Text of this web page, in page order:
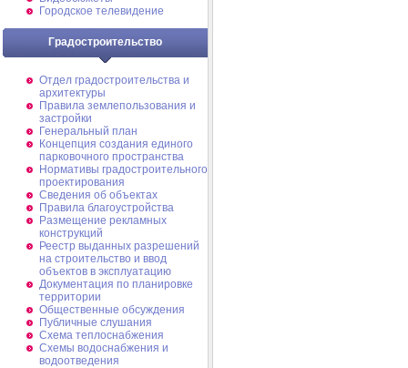
Городское телевидение
Градостроительство
Отдел градостроительства и
архитектуры
Правила землепользования и
застройки
Генеральный план
Концепция создания единого
парковочного пространства
Нормативы градостроительного
проектирования
Сведения об объектах
Правила благоустройства
Размещение рекламных
конструкций
Реестр выданных разрешений
на строительство и ввод
объектов в эксплуатацию
Документация по планировке
территории
Общественные обсуждения
Публичные слушания
Схема теплоснабжения
Схемы водоснабжения и
водоотведения